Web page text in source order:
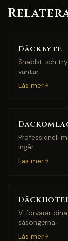
Däckbyte
Snabbt och
väntar.
Läs mer
Professionell
ingår.
Läs mer
Vi förvarar
säsongerna.
Läs mer